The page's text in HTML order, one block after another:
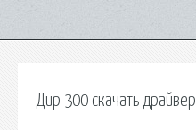
Дир 300 скачать драйвер